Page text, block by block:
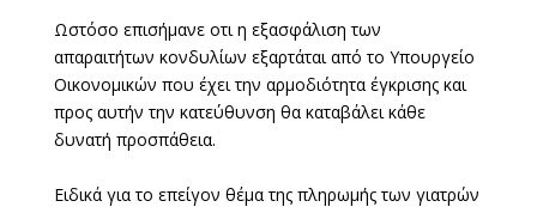
Ωστόσο επισήμανε οτι η εξασφάλιση των
απαραιτήτων κονδυλίων εξαρτάται από το Υπουργείο
Οικονομικών που έχει την αρμοδιότητα έγκρισης και
προς αυτήν την κατεύθυνση θα καταβάλει κάθε
δυνατή προσπάθεια.
Ειδικά για το επείγον θέμα της πληρωμής των γιατρών